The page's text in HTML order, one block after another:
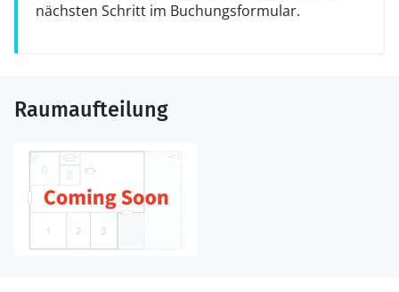
nächsten Schritt im Buchungsformular.
Raumaufteilung